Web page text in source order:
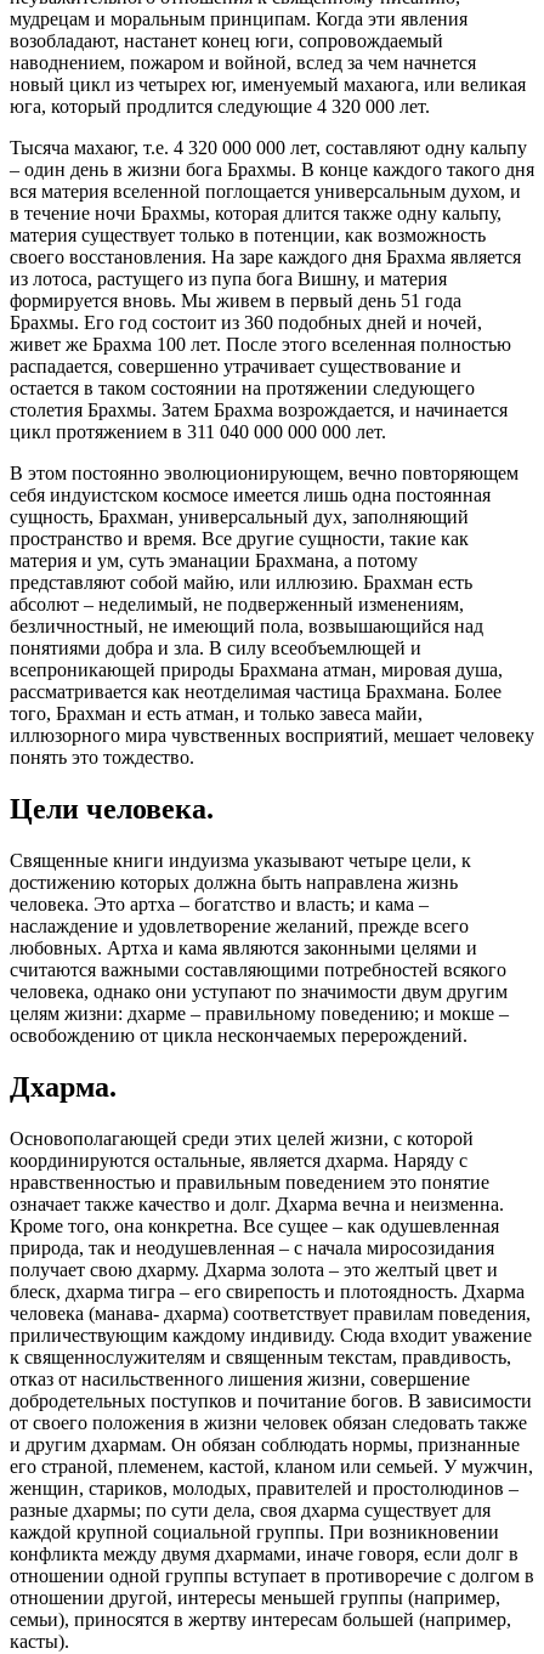
мудрецам и моральным принципам. Когда эти явления
возобладают, настанет конец юги, сопровождаемый
наводнением, пожаром и войной, вслед за чем начнется
новый цикл из четырех юг, именуемый махаюга, или великая
юга, который продлится следующие 4 320 000 лет.
Тысяча махаюг, т.е. 4 320 000 000 лет, составляют одну кальпу
– один день в жизни бога Брахмы. В конце каждого такого дня
вся материя вселенной поглощается универсальным духом, и
в течение ночи Брахмы, которая длится также одну кальпу,
материя существует только в потенции, как возможность
своего восстановления. На заре каждого дня Брахма является
из лотоса, растущего из пупа бога Вишну, и материя
формируется вновь. Мы живем в первый день 51 года
Брахмы. Его год состоит из 360 подобных дней и ночей,
живет же Брахма 100 лет. После этого вселенная полностью
распадается, совершенно утрачивает существование и
остается в таком состоянии на протяжении следующего
столетия Брахмы. Затем Брахма возрождается, и начинается
цикл протяжением в 311 040 000 000 000 лет.
В этом постоянно эволюционирующем, вечно повторяющем
себя индуистском космосе имеется лишь одна постоянная
сущность, Брахман, универсальный дух, заполняющий
пространство и время. Все другие сущности, такие как
материя и ум, суть эманации Брахмана, а потому
представляют собой майю, или иллюзию. Брахман есть
абсолют – неделимый, не подверженный изменениям,
безличностный, не имеющий пола, возвышающийся над
понятиями добра и зла. В силу всеобъемлющей и
всепроникающей природы Брахмана атман, мировая душа,
рассматривается как неотделимая частица Брахмана. Более
того, Брахман и есть атман, и только завеса майи,
иллюзорного мира чувственных восприятий, мешает человеку
понять это тождество.
Цели человека.
Священные книги индуизма указывают четыре цели, к
достижению которых должна быть направлена жизнь
человека. Это артха – богатство и власть; и кама –
наслаждение и удовлетворение желаний, прежде всего
любовных. Артха и кама являются законными целями и
считаются важными составляющими потребностей всякого
человека, однако они уступают по значимости двум другим
целям жизни: дхарме – правильному поведению; и мокше –
освобождению от цикла нескончаемых перерождений.
Дхарма.
Основополагающей среди этих целей жизни, с которой
координируются остальные, является дхарма. Наряду с
нравственностью и правильным поведением это понятие
означает также качество и долг. Дхарма вечна и неизменна.
Кроме того, она конкретна. Все сущее – как одушевленная
природа, так и неодушевленная – с начала миросозидания
получает свою дхарму. Дхарма золота – это желтый цвет и
блеск, дхарма тигра – его свирепость и плотоядность. Дхарма
человека (манава- дхарма) соответствует правилам поведения,
приличествующим каждому индивиду. Сюда входит уважение
к священнослужителям и священным текстам, правдивость,
отказ от насильственного лишения жизни, совершение
добродетельных поступков и почитание богов. В зависимости
от своего положения в жизни человек обязан следовать также
и другим дхармам. Он обязан соблюдать нормы, признанные
его страной, племенем, кастой, кланом или семьей. У мужчин,
женщин, стариков, молодых, правителей и простолюдинов –
разные дхармы; по сути дела, своя дхарма существует для
каждой крупной социальной группы. При возникновении
конфликта между двумя дхармами, иначе говоря, если долг в
отношении одной группы вступает в противоречие с долгом в
отношении другой, интересы меньшей группы (например,
семьи), приносятся в жертву интересам большей (например,
касты).